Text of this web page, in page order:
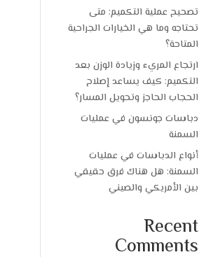
تصحيح عملية التكميم: متى
تحتاجه وما هي الخيارات الجراحية
المتاحة؟
ارتجاع المريء وزيادة الوزن بعد
التكميم: كيف يساعد إصلاح
الحجاب الحاجز وتحويل المسار؟
دباسات جونسون في عمليات
السمنة
أنواع الدباسات في عمليات
السمنة: هل هناك فرق حقيقي
بين الأمريكي والصيني
Recent
Comments